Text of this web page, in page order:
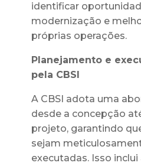
identificar
modernização e
próprias operações.
Planejamento e
pela CBSI
A CBSI adota uma
desde a concepção
projeto, garantindo
sejam
executadas. Isso inclui